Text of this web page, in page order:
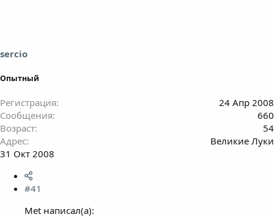
sercio
Опытный
Регистрация
24 Апр 2008
Сообщения
660
Возраст
54
Адрес
Великие Луки
31 Окт 2008
#41
Met написал(а):